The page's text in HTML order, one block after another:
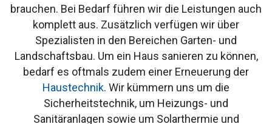
brauchen. Bei Bedarf führen wir die Leistungen auch
komplett aus. Zusätzlich verfügen wir über
Spezialisten in den Bereichen Garten- und
Landschaftsbau. Um ein Haus sanieren zu können,
bedarf es oftmals zudem einer Erneuerung der
Haustechnik. Wir kümmern uns um die
Sicherheitstechnik, um Heizungs- und
Sanitäranlagen sowie um Solarthermie und